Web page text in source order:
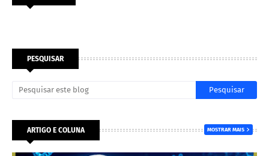
PESQUISAR
ARTIGO E COLUNA MOSTRAR MAIS